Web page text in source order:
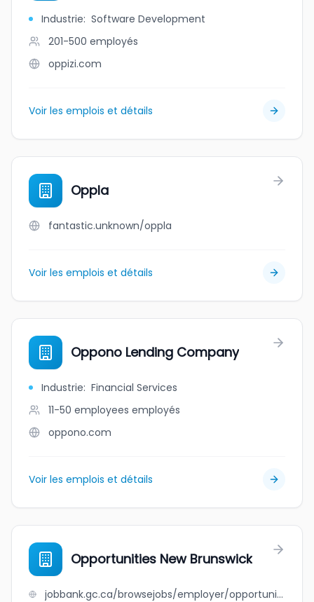
Industrie: Software Development
201-500 employés
oppizi.com
Voir les emplois et détails
Oppla
fantastic.unknown/oppla
Voir les emplois et détails
Oppono Lending Company
Industrie: Financial Services
11-50 employees employés
oppono.com
Voir les emplois et détails
Opportunities New Brunswick
jobbank.gc.ca/browsejobs/employer/opportunities+new+brunswick/ca